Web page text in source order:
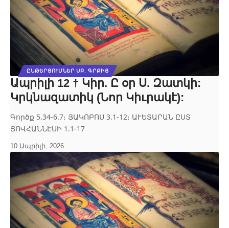
ԸՆԹԵՐՑՈՒՄՆԵՐ ՍԲ. ԳՐՔԻՑ
Ապրիլի 12 † Կիր. Ը օր Ս. Զատկի:
Կրկնազատիկ (Նոր Կիւրակէ):
Գործք 5.34-6.7։ ՅԱԿՈԲՈՍ 3.1-12։ ԱՒԵՏԱՐԱՆ ԸՍՏ
ՅՈՎՀԱՆՆԷՍԻ 1.1-17
10 Ապրիլի, 2026